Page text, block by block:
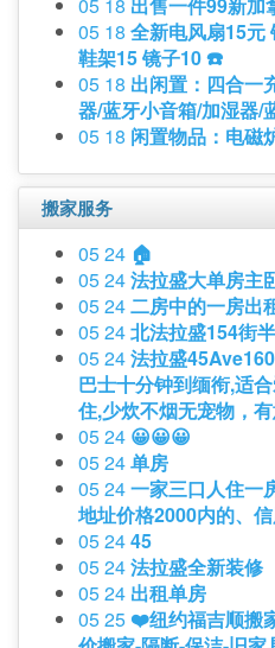
05 18 出售一件99新加
05 18 全新电风扇15元
鞋架15 镜子10 ☎️
05 18 出闲置：四合一
器/蓝牙小音箱/加湿器/
05 18 闲置物品：电磁
搬家服务
05 24 🏠
05 24法拉盛大单房主
05 24二房中的一房出
05 24北法拉盛154街
05 24法拉盛
巴士十分钟到缅衔,适
住,少炊不烟无宠物，有
05 24 😀😀😀
05 24单房
05 24一家三口人住一
地址价格2000内的、
05 2445
05 24法拉盛全新装修
05 24 出租单房
05 25 ❤️纽约福吉顺搬